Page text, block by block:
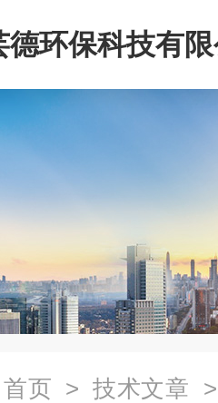
德环保科技有
首页 > 技术文章